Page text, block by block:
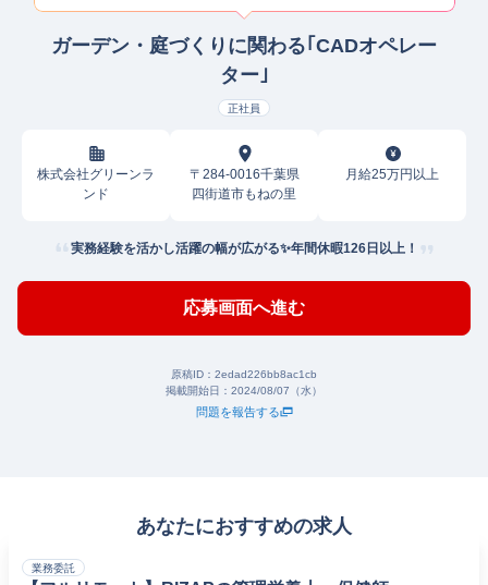
ガーデン・庭づくりに関わる｢CADオペレー
ター｣
正社員
株式会社グリーンラ
ンド
〒284-0016千葉県
四街道市もねの里
月給25万円以上
実務経験を活かし活躍の幅が広がる✨年間休暇126日以上！
応募画面へ進む
原稿ID： 2edad226bb8ac1cb
掲載開始日： 2024/08/07（水）
問題を報告する
あなたにおすすめの求人
業務委託